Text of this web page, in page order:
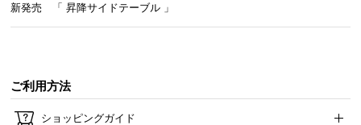
新発売 「 昇降サイドテーブル 」
ご利用方法
ショッピングガイド